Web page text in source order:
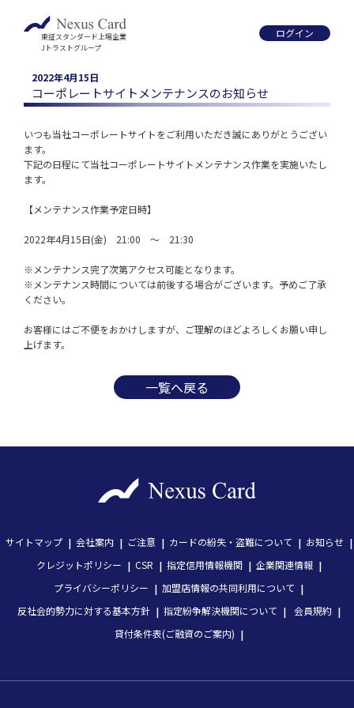
東証スタンダード上場企業
Jトラストグループ
ログイン
2022年4月15日
コーポレートサイトメンテナンスのお知らせ
いつも当社コーポレートサイトをご利用いただき誠にありがとうござい
ます。
下記の日程にて当社コーポレートサイトメンテナンス作業を実施いたし
ます。
【メンテナンス作業予定日時】
2022年4月15日(金)　21:00　～　21:30
※メンテナンス完了次第アクセス可能となります。
※メンテナンス時間については前後する場合がございます。予めご了承
ください。
お客様にはご不便をおかけしますが、ご理解のほどよろしくお願い申し
上げます。
一覧へ戻る
サイトマップ 会社案内 ご注意 カードの紛失・盗難について
お知らせ
クレジットポリシー
CSR 指定信用情報機関
企業関連情報
プライバシーポリシー
加盟店情報の共同利用について
反社会的勢力に対する基本方針
指定紛争解決機関について
会員規約
貸付条件表(ご融資のご案内)